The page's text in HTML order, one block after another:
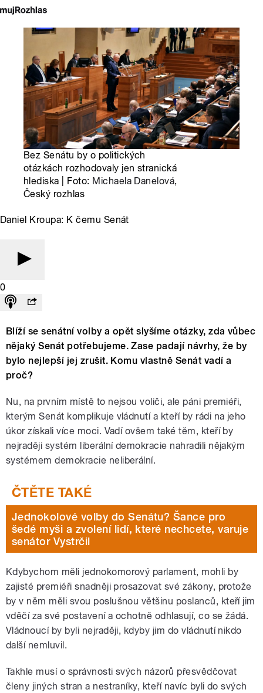
Bez Senátu by o politických
otázkách rozhodovaly jen stranická
hlediska | Foto: Michaela Danelová,
Český rozhlas
Daniel Kroupa: K čemu Senát
0
Blíží se senátní volby a opět slyšíme otázky, zda vůbec
nějaký Senát potřebujeme. Zase padají návrhy, že by
bylo nejlepší jej zrušit. Komu vlastně Senát vadí a
proč?
Nu, na prvním místě to nejsou voliči, ale páni premiéři,
kterým Senát komplikuje vládnutí a kteří by rádi na jeho
úkor získali více moci. Vadí ovšem také těm, kteří by
nejraději systém liberální demokracie nahradili nějakým
systémem demokracie neliberální.
Jednokolové volby do Senátu? Šance pro
šedé myši a zvolení lidí, které nechcete, varuje
senátor Vystrčil
Kdybychom měli jednokomorový parlament, mohli by
zajisté premiéři snadněji prosazovat své zákony, protože
by v něm měli svou poslušnou většinu poslanců, kteří jim
vděčí za své postavení a ochotně odhlasují, co se žádá.
Vládnoucí by byli nejraději, kdyby jim do vládnutí nikdo
další nemluvil.
Takhle musí o správnosti svých názorů přesvědčovat
členy jiných stran a nestraníky, kteří navíc byli do svých